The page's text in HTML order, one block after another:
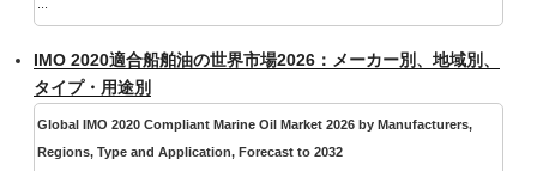
IMO 2020適合船舶油の世界市場2026：メーカー別、地域別、
タイプ・用途別
Global IMO 2020 Compliant Marine Oil Market 2026 by Manufacturers,
Regions, Type and Application, Forecast to 2032